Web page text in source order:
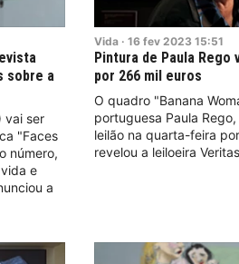
sobre a
vai ser
"Faces
número,
e
a
Vida · 16 fev 2023 15:51
Pintura de Paula Rego
por 266 mil euros
O quadro "Banana
portuguesa Paula
leilão na quarta-feira
revelou a leiloeira